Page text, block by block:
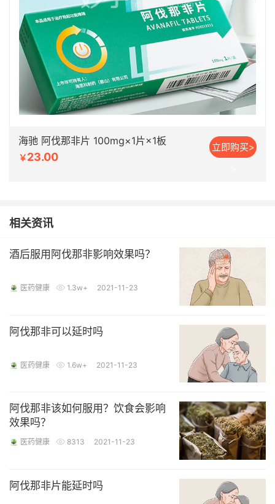
海驰 阿伐那非片 100mg×1片×1板
￥23.00
立即购买>
相关资讯
酒后服用阿伐那非影响效果吗？
医药健康 1.3w+ 2021-11-23
阿伐那非可以延时吗
医药健康 1.6w+ 2021-11-23
阿伐那非该如何服用？饮食会影响
效果吗？
医药健康 8313 2021-11-23
阿伐那非片能延时吗